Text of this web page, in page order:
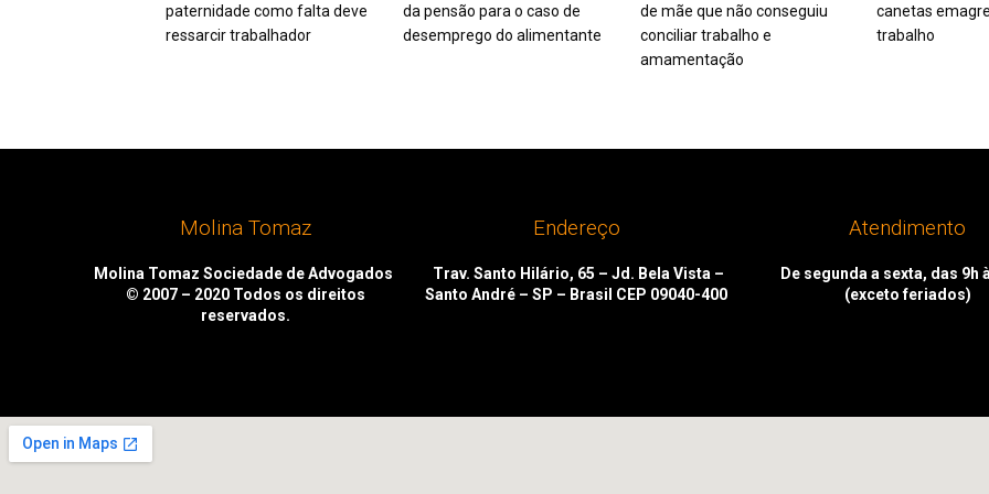
paternidade como falta deve
ressarcir trabalhador
da pensão para o caso de
desemprego do alimentante
de mãe que não conseguiu
conciliar trabalho e
amamentação
canetas
trabalho
Molina Tomaz
Molina Tomaz Sociedade de Advogados
© 2007 – 2020 Todos os direitos
reservados.
Endereço
Trav. Santo Hilário, 65 – Jd. Bela Vista –
Santo André – SP – Brasil CEP 09040-400
Atendimento
De segunda a sexta, das 9h
(exceto feriados)